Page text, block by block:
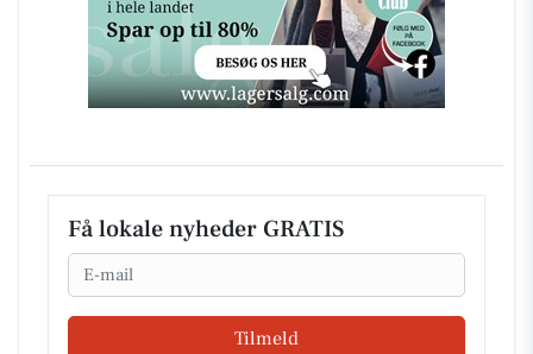
Få lokale nyheder GRATIS
Email
Tilmeld